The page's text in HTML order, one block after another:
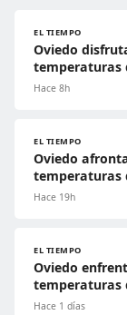
EL TIEMPO
Oviedo
temperaturas
Hace 8h
EL TIEMPO
Oviedo
temperaturas
Hace 19h
EL TIEMPO
Oviedo
temperaturas
Hace 1 días